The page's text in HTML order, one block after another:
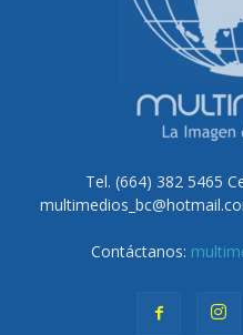
Tel. (664) 382 5465
Contáctanos: